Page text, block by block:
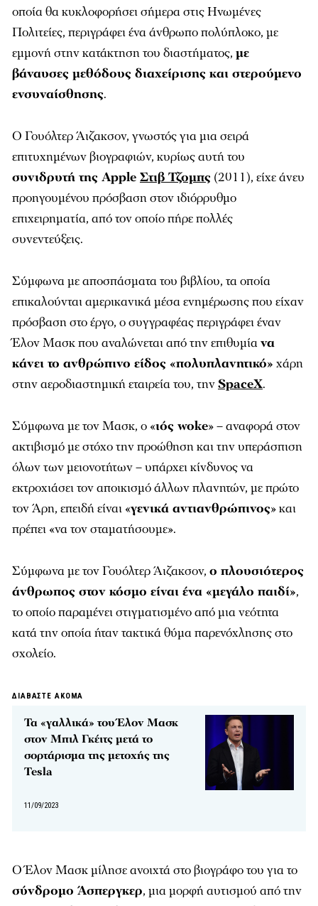
οποία θα κυκλοφορήσει σήμερα στις Ηνωμένες
Πολιτείες, περιγράφει ένα άνθρωπο πολύπλοκο, με
εμμονή στην κατάκτηση του διαστήματος, με
βάναυσες μεθόδους διαχείρισης και στερούμενο
ενσυναίσθησης.
Ο Γουόλτερ Άιζακσον, γνωστός για μια σειρά
επιτυχημένων βιογραφιών, κυρίως αυτή του
συνιδρυτή της Apple Στιβ Τζομπς (2011), είχε άνευ
προηγουμένου πρόσβαση στον ιδιόρρυθμο
επιχειρηματία, από τον οποίο πήρε πολλές
συνεντεύξεις.
Σύμφωνα με αποσπάσματα του βιβλίου, τα οποία
επικαλούνται αμερικανικά μέσα ενημέρωσης που είχαν
πρόσβαση στο έργο, ο συγγραφέας περιγράφει έναν
Έλον Μασκ που αναλώνεται από την επιθυμίανα
κάνει το ανθρώπινο είδος «πολυπλανητικό» χάρη
στην αεροδιαστημική εταιρεία του, τηνSpaceX.
Σύμφωνα με τον Μασκ, ο «ιός woke» – αναφορά στον
ακτιβισμό με στόχο την προώθηση και την υπεράσπιση
όλων των μειονοτήτων – υπάρχει κίνδυνος να
εκτροχιάσει τον αποικισμό άλλων πλανητών, με πρώτο
τον Άρη, επειδή είναι «γενικά αντιανθρώπινος» και
πρέπει «να τον σταματήσουμε».
Σύμφωνα με τον Γουόλτερ Άιζακσον, ο πλουσιότερος
άνθρωπος στον κόσμο είναι ένα «μεγάλο παιδί»,
το οποίο παραμένει στιγματισμένο από μια νεότητα
κατά την οποία ήταν τακτικά θύμα παρενόχλησης στο
σχολείο.
ΔΙΑΒΑΣΤΕ ΑΚΟΜΑ
Τα «γαλλικά» του Έλον Μασκ
στον Μπιλ Γκέιτς μετά το
σορτάρισμα της μετοχής της
Tesla
11/09/2023
Ο Έλον Μασκ μίλησε ανοιχτά στο βιογράφο του για το
σύνδρομο Άσπεργκερ, μια μορφή αυτισμού από την